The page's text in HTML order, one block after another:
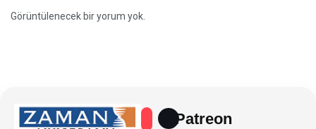
Görüntülenecek bir yorum yok.
Patreon